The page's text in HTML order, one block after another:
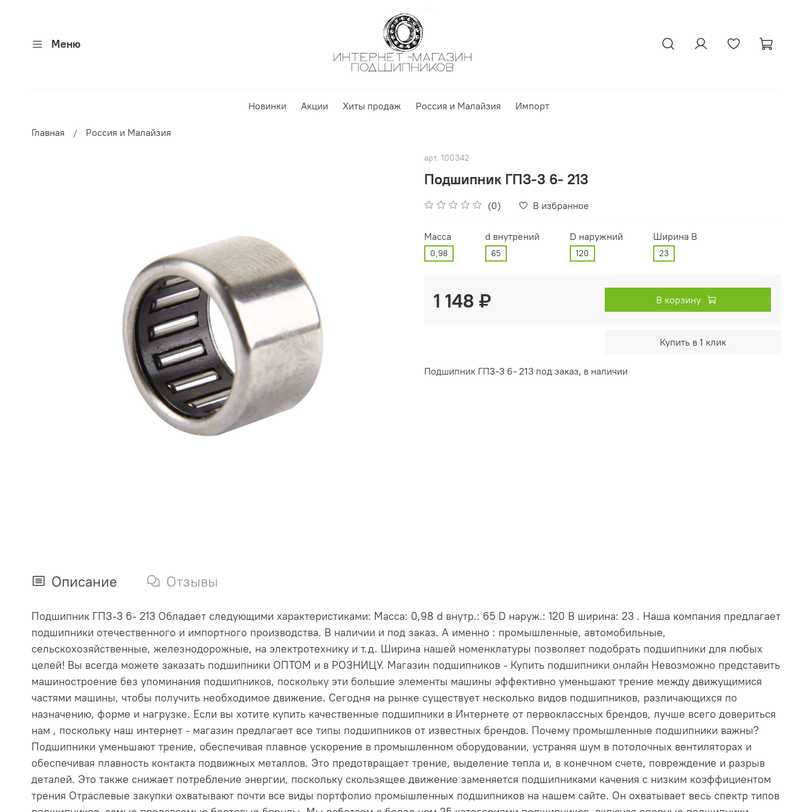
Меню
Новинки Акции Хиты продаж Россия и Малайзия Импорт
Главная Россия и Малайзия
арт. 100342
Подшипник ГПЗ-3 6- 213
(0) В избранное
Масса
0,98
d внутрений
65
D наружний
120
Ширина В
23
1 148 ₽ В корзину
Купить в 1 клик
Подшипник ГПЗ-3 6- 213 под заказ, в наличии
Описание Отзывы
Подшипник ГПЗ-3 6- 213 Обладает следующими характеристиками: Масса: 0,98 d внутр.: 65 D наруж.: 120 В ширина: 23 . Наша компания предлагает
подшипники отечественного и импортного производства. В наличии и под заказ. А именно : промышленные, автомобильные,
сельскохозяйственные, железнодорожные, на электротехнику и т.д. Ширина нашей номенклатуры позволяет подобрать подшипники для любых
целей! Вы всегда можете заказать подшипники ОПТОМ и в РОЗНИЦУ. Магазин подшипников - Купить подшипники онлайн Невозможно представить
машиностроение без упоминания подшипников, поскольку эти большие элементы машины эффективно уменьшают трение между движущимися
частями машины, чтобы получить необходимое движение. Сегодня на рынке существует несколько видов подшипников, различающихся по
назначению, форме и нагрузке. Если вы хотите купить качественные подшипники в Интернете от первоклассных брендов, лучше всего довериться
нам , поскольку наш интернет - магазин предлагает все типы подшипников от известных брендов. Почему промышленные подшипники важны?
Подшипники уменьшают трение, обеспечивая плавное ускорение в промышленном оборудовании, устраняя шум в потолочных вентиляторах и
обеспечивая плавность контакта подвижных металлов. Это предотвращает трение, выделение тепла и, в конечном счете, повреждение и разрыв
деталей. Это также снижает потребление энергии, поскольку скользящее движение заменяется подшипниками качения с низким коэффициентом
трения Отраслевые закупки охватывают почти все виды портфолио промышленных подшипников на нашем сайте. Он охватывает весь спектр типов